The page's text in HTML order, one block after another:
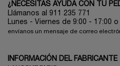
¿NECESITAS AYUDA CON TU
Llámanos al 911 235 771
Lunes - Viernes de 9:00 - 17:00 o
envíanos un mensaje de correo
INFORMACIÓN DEL FABRICANTE